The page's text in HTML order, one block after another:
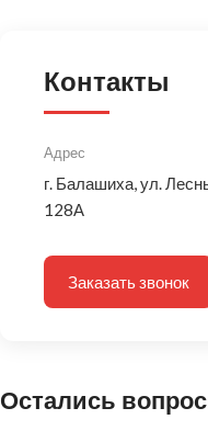
Контакты
Адрес
г. Балашиха, ул.
128А
Заказать звонок
Остались